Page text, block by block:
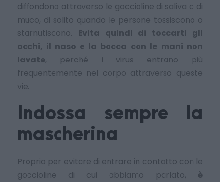
diffondono attraverso le goccioline di saliva o di
muco, di solito quando le persone tossiscono o
starnutiscono. Evita quindi di toccarti gli
occhi, il naso e la bocca con le mani non
lavate, perché i virus entrano più
frequentemente nel corpo attraverso queste
vie.
Indossa sempre la
mascherina
Proprio per evitare di entrare in contatto con le
goccioline di cui abbiamo parlato, è